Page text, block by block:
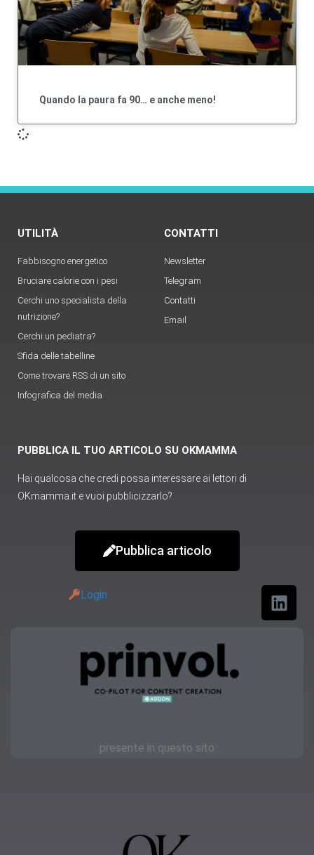
Quando la paura fa 90… e anche meno!
UTILITÀ
Fabbisogno energetico
Bruciare calorie con i pesi
Cerchi uno specialista della
nutrizione?
Cerchi un pediatra?
Sfida delle tabelline
Come trovare RSS di un sito
Infografica del media
CONTATTI
Newsletter
Telegram
Contatti
Email
PUBBLICA IL TUO ARTICOLO SU OKMAMMA
Hai qualcosa che credi possa interessare ai lettori di
OKmamma.it e vuoi pubblicizzarlo?
Pubblica articolo
Login
presente in questo sito